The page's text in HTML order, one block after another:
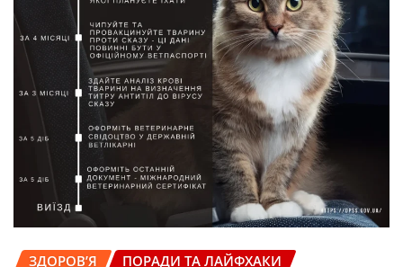
ЗДОРОВ’Я ПОРАДИ ТА ЛАЙФХАКИ